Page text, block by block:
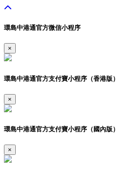
環島中港通官方微信小程序
×
環島中港通官方支付寶小程序（香港版）
×
環島中港通官方支付寶小程序（國內版）
×